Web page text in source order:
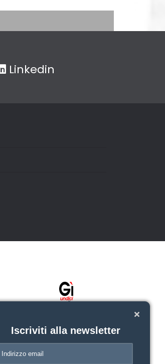
Linkedin
Iscriviti alla newsletter